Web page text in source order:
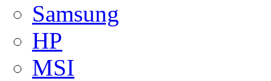
Samsung
HP
MSI